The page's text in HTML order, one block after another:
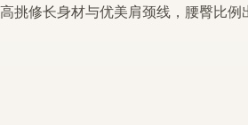
高挑修长身材与优美肩颈线，腰臀比例